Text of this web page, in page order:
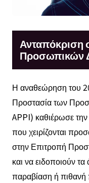
Ανταπόκριση
Προσωπικών
Η αναθεώρηση του
Προστασία των
APPI) καθιέρωσε
που χειρίζονται
στην Επιτροπή
και να ειδοποιούν τα
παραβίαση ή